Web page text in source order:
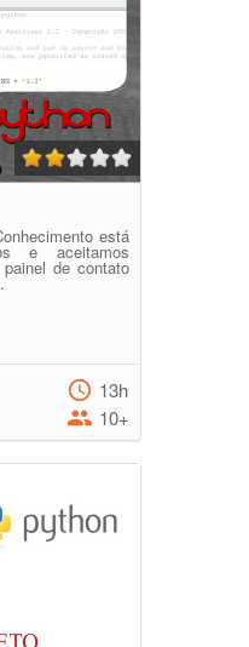
está
e aceitamos
de contato
13h
10+